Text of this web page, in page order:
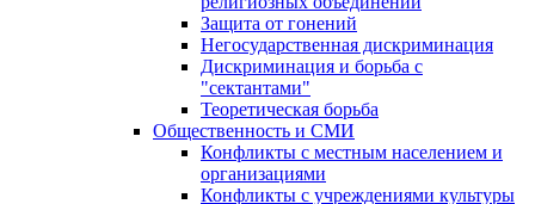
Защита от гонений
Негосударственная дискриминация
Дискриминация и борьба с
"сектантами"
Теоретическая борьба
Общественность и СМИ
Конфликты с местным населением и
организациями
Конфликты с учреждениями культуры